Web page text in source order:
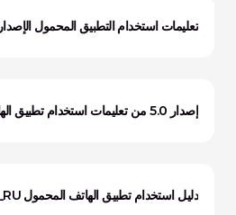
تعليمات استخدام التطبيق المحمول الإصدار 4.0
إصدار 5.0 من تعليمات استخدام تطبيق الهاتف المحمول
دليل استخدام تطبيق الهاتف المحمول IFU_RU الإصدار 5.0